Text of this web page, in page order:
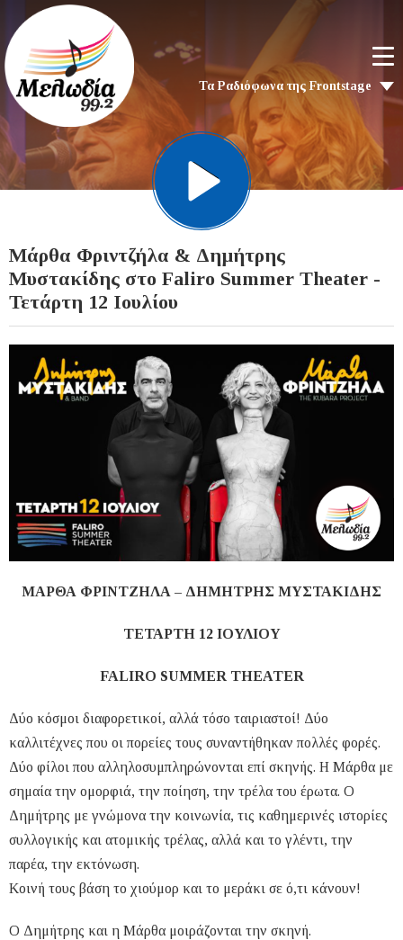
Τα Ραδιόφωνα της Frontstage
Μάρθα Φριντζήλα & Δημήτρης
Μυστακίδης στο Faliro Summer Theater -
Τετάρτη 12 Ιουλίου
ΜΑΡΘΑ ΦΡΙΝΤΖΗΛΑ – ΔΗΜΗΤΡΗΣ ΜΥΣΤΑΚΙΔΗΣ
ΤΕΤΑΡΤΗ 12 ΙΟΥΛΙΟΥ
FALIRO SUMMER THEATER
Δύο κόσμοι διαφορετικοί, αλλά τόσο ταιριαστοί! Δύο
καλλιτέχνες που οι πορείες τους συναντήθηκαν πολλές φορές.
Δύο φίλοι που αλληλοσυμπληρώνονται επί σκηνής. Η Μάρθα με
σημαία την ομορφιά, την ποίηση, την τρέλα του έρωτα. Ο
Δημήτρης με γνώμονα την κοινωνία, τις καθημερινές ιστορίες
συλλογικής και ατομικής τρέλας, αλλά και το γλέντι, την
παρέα, την εκτόνωση.
Κοινή τους βάση το χιούμορ και το μεράκι σε ό,τι κάνουν!
O Δημήτρης και η Μάρθα μοιράζονται την σκηνή.